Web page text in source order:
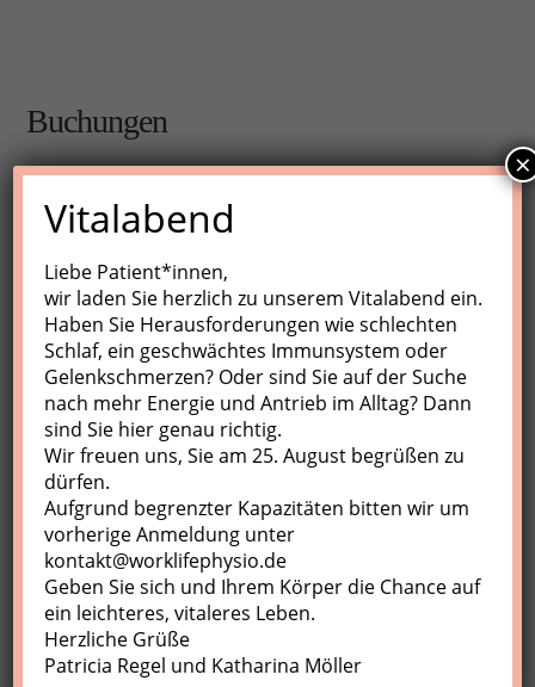
Buchungen
Buchungen sind für diese Veranstaltung nicht mehr
möglich.
Nächste Kurse
Keine Veranstaltungen
Profil
Meine Buchungen
Abmelden
Vitalabend
Liebe Patient*innen,
wir laden Sie herzlich zu unserem Vitalabend ein.
Haben Sie Herausforderungen wie schlechten
Schlaf, ein geschwächtes Immunsystem oder
Gelenkschmerzen? Oder sind Sie auf der Suche
nach mehr Energie und Antrieb im Alltag? Dann
sind Sie hier genau richtig.
Wir freuen uns, Sie am 25. August begrüßen zu
dürfen.
Aufgrund begrenzter Kapazitäten bitten wir um
vorherige Anmeldung unter
kontakt@worklifephysio.de
Geben Sie sich und Ihrem Körper die Chance auf
ein leichteres, vitaleres Leben.
Herzliche Grüße
Patricia Regel und Katharina Möller
×